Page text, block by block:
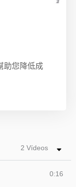
助您降低成
2 Vídeos
0:16